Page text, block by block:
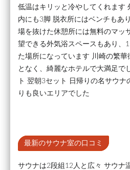
低温はキリッと冷やしてくれます
内にも3脚 脱衣所にはベンチもあ
場を抜けた休憩所には無料のマッ
望できる外気浴スペースもあり、
た場所になっています 川崎の繁華
となく、綺麗なホテルで大満足で
ト 翌朝3セット 日帰りの名サウナ
りも良いエリアでした
最新のサウナ室の口コミ
サウナは2段組12人と広々 サウナ